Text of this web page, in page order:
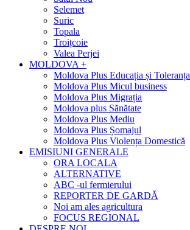
Selemet
Suric
Topala
Troițcoie
Valea Perjei
MOLDOVA +
Moldova Plus Educația și Toleranța
Moldova Plus Micul business
Moldova Plus Migrația
Moldova plus Sănătate
Moldova Plus Mediu
Moldova Plus Șomajul
Moldova Plus Violența Domestică
EMISIUNI GENERALE
ORA LOCALA
ALTERNATIVE
ABC -ul fermierului
REPORTER DE GARDĂ
Noi am ales agricultura
FOCUS REGIONAL